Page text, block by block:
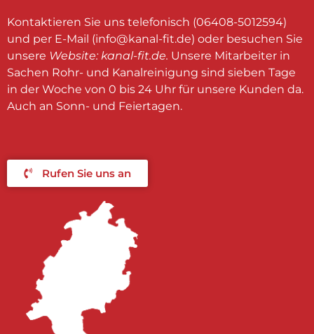
Kontaktieren Sie uns telefonisch (06408-5012594)
und per E-Mail (info@kanal-fit.de) oder besuchen Sie
unsere Website: kanal-fit.de. Unsere Mitarbeiter in
Sachen Rohr- und Kanalreinigung sind sieben Tage
in der Woche von 0 bis 24 Uhr für unsere Kunden da.
Auch an Sonn- und Feiertagen.
Rufen Sie uns an